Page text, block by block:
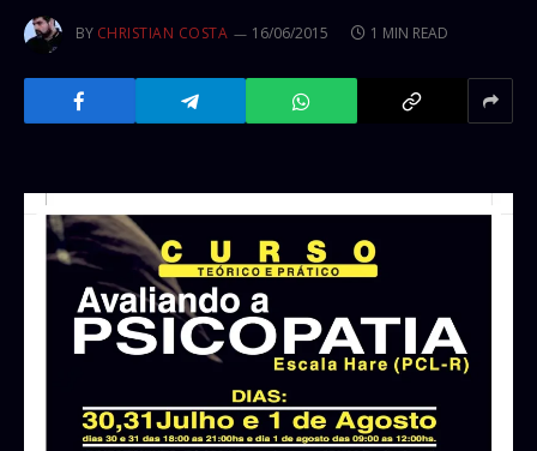
BY CHRISTIAN COSTA 16/06/2015 1 MIN READ